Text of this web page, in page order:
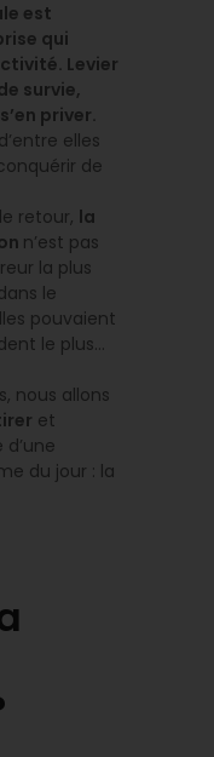
est
qui
Levier
survie,
priver.
elles
de
retour, la
n’est pas
la plus
le
pouvaient
le plus…
nous allons
et
d’une
du jour : la